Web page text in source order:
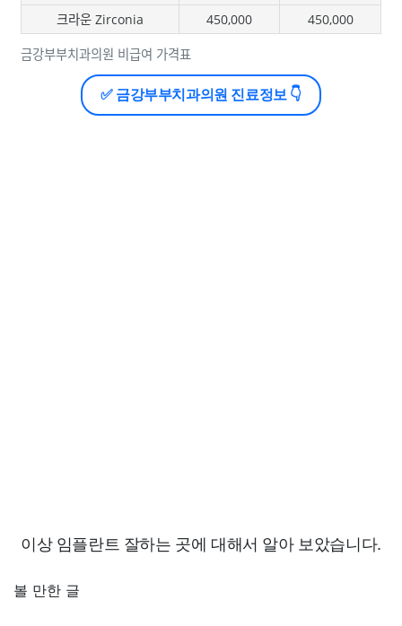
금강부부치과의원 비급여 가격표
크라운 Zirconia
450,000 450,000
✅ 금강부부치과의원 진료정보 👇
이상 임플란트 잘하는 곳에 대해서 알아 보았습니다.
볼 만한 글